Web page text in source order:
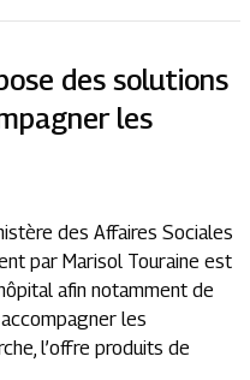
des solutions
les
des Affaires Sociales
par Marisol Touraine est
afin notamment de
les
l’offre produits de